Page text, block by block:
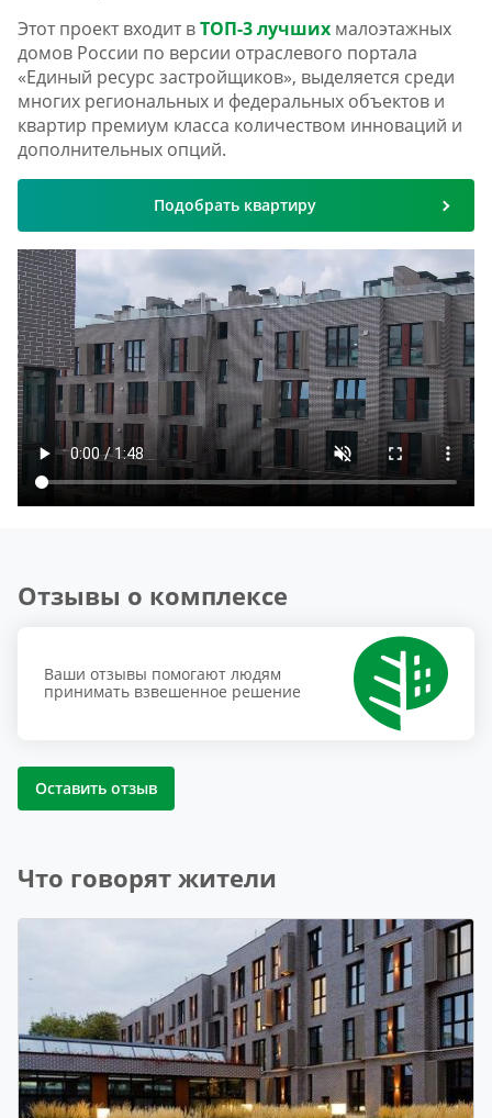
Этот проект входит вТОП-3 лучших малоэтажных
домов России по версии отраслевого портала
«Единый ресурс застройщиков», выделяется среди
многих региональных и федеральных объектов и
квартир премиум класса количеством инноваций и
дополнительных опций.
Подобрать квартиру
Отзывы о комплексе
Ваши отзывы помогают людям
принимать взвешенное решение
Оставить отзыв
Что говорят жители